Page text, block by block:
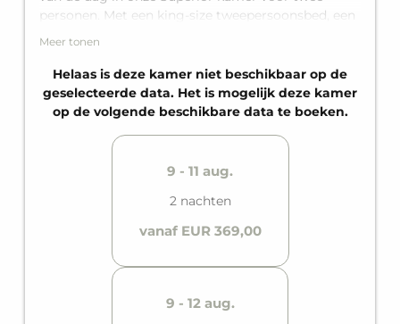
personen. Met een king-size tweepersoonsbed, een
privébalkon en een eigen badkamer biedt het alles
bergen.
Meer tonen
Helaas is deze kamer niet beschikbaar op de
geselecteerde data. Het is mogelijk deze kamer
op de volgende beschikbare data te boeken.
9 - 11 aug.
2 nachten
vanaf EUR 369,00
9 - 12 aug.